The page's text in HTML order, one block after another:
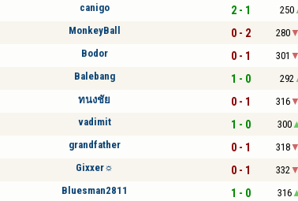
canigo 2 - 1 250
MonkeyBall 0 - 2 280
Bodor 0 - 1 301
Balebang 1 - 0 292
ทนงชัย 0 - 1 316
vadimit 1 - 0 300
grandfather 0 - 1 318
Gixxer☼ 0 - 1 332
Bluesman2811 1 - 0 316